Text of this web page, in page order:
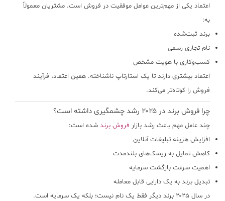
اعتماد یکی از مهم‌ترین عوامل موفقیت در فروش است. مشتریان معمولاً
به:
برند ثبت‌شده
نام تجاری رسمی
کسب‌وکاری با هویت مشخص
اعتماد بیشتری دارند تا یک استارتاپ ناشناخته. همین اعتماد، فرآیند
فروش را کوتاه‌تر می‌کند.
چرا فروش برند در ۲۰۲۵ رشد چشمگیری داشته است؟
چند عامل مهم باعث رشد بازار فروش برند شده است:
افزایش هزینه تبلیغات آنلاین
کاهش تمایل به ریسک‌های بلندمدت
اهمیت سرعت بازگشت سرمایه
تبدیل برند به یک دارایی قابل معامله
در سال ۲۰۲۵ برند دیگر فقط یک نام نیست؛ بلکه یک سرمایه است.